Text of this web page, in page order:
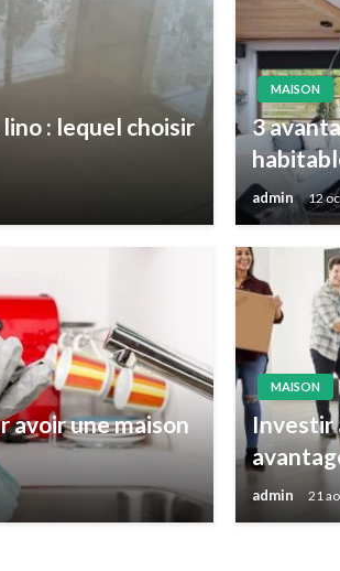
: lequel choisir
MAISON
3
admin 12
avoir une maison
MAISON
Investir
admin 21